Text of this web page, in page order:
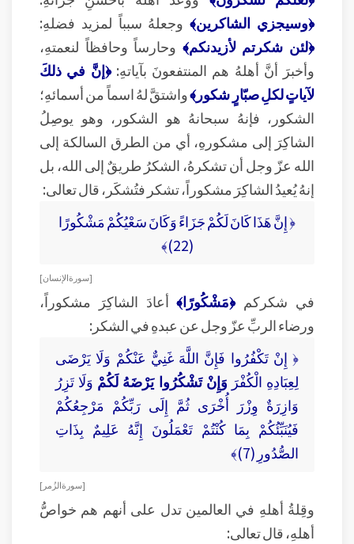
﴿وسيجزي الشاكرين﴾ وجعلهُ سبباً لمزيد فضلهِ:
﴿لئن شكرتم لأزيدنكم﴾ وحارساً وحافظاً لنعمتهِ،
وأخبرَ أنَّ أهلهُ هم المنتفعونَ بآياتهِ:﴿إنَّ في ذلكَ
لآياتٍ لكلِ صبّارٍ شكور﴾واشتقَّ لهُ اسماً من أسمائهِ؛
الشكور، فإنهُ سبحانهُ هو الشكور، وهو يوصِلُ
الشاكِرَ إلى مشكورهِ، أي من الطرق السالكة إلى
الله عزّ وجل أن تشكرهُ، الشكرُ طريقٌ إلى الله، بل
إنهُ يُعيدُ الشاكِرَ مشكوراً، تشكر فتُشكَر، قال تعالى:
﴿ إِنَّ هَذَا كَانَ لَكُمْ جَزَاءً وَكَانَ سَعْيُكُمْ مَشْكُورًا
(22)﴾
[ سورة الإنسان ]
في شكركم﴿مَشْكُورًا﴾ أعادَ الشاكِرَ مشكوراً،
ورضاء الربِّ عزّ وجل عن عبدهِ في الشكر:
﴿ إِنْ تَكْفُرُوا فَإِنَّ اللَّهَ غَنِيٌّ عَنْكُمْ وَلَا يَرْضَى
لِعِبَادِهِ الْكُفْرَ وَإِنْ تَشْكُرُوا يَرْضَهُ لَكُمْ وَلَا تَزِرُ
وَازِرَةٌ وِزْرَ أُخْرَى ثُمَّ إِلَى رَبِّكُمْ مَرْجِعُكُمْ
فَيُنَبِّئُكُمْ بِمَا كُنْتُمْ تَعْمَلُونَ إِنَّهُ عَلِيمٌ بِذَاتِ
الصُّدُورِ (7)﴾
[ سورة الزُمر ]
وقِلةُ أهلهِ في العالمين تدل على أنهم هم خواصُّ
أهلهِ، قال تعالى: